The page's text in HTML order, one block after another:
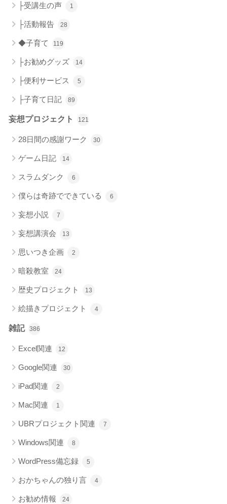
├受講生の声 1
├活動報告 28
◆子育て 119
├お勧めグッズ 14
├便利サービス 5
├子育て日記 89
妄想プロジェクト 121
28日間の感謝ワーク 30
ゲーム日記 14
スラムダンク 6
僕らは奇跡でできている 6
妄想小説 7
妄想講演会 13
思いつき企画 2
暗殺教室 24
歴史プロジェクト 13
絵描きプロジェクト 4
雑記 386
Excel関連 12
Google関連 30
iPad関連 2
Mac関連 1
UBRプロジェクト関連 7
Windows関連 8
WordPress備忘録 5
おかちゃんの独り言 4
お勧め情報 24